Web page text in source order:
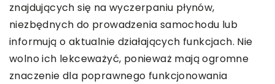
znajdujących się na wyczerpaniu płynów,
niezbędnych do prowadzenia samochodu lub
informują o aktualnie działających funkcjach. Nie
wolno ich lekceważyć, ponieważ mają ogromne
znaczenie dla poprawnego funkcjonowania